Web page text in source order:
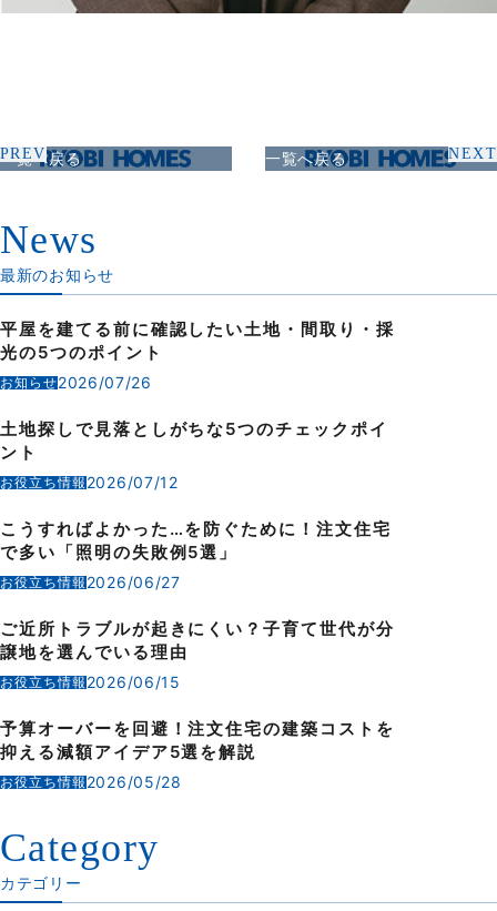
PREV
一覧へ戻る NEXT
一覧へ戻る
News
最新のお知らせ
平屋を建てる前に確認したい土地・間取り・採
光の5つのポイント
お知らせ2026/07/26
土地探しで見落としがちな5つのチェックポイ
ント
お役立ち情報 2026/07/12
こうすればよかった…を防ぐために！注文住宅
で多い「照明の失敗例5選」
お役立ち情報 2026/06/27
ご近所トラブルが起きにくい？子育て世代が分
譲地を選んでいる理由
お役立ち情報 2026/06/15
予算オーバーを回避！注文住宅の建築コストを
抑える減額アイデア5選を解説
お役立ち情報 2026/05/28
Category
カテゴリー